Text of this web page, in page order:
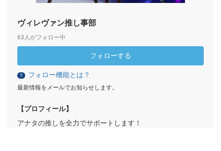
ヴィレヴァン推し事部
63人がフォロー中
フォローする
？ フォロー機能とは？
最新情報をメールでお知らせします。
【プロフィール】
アナタの推しを全力でサポートします！